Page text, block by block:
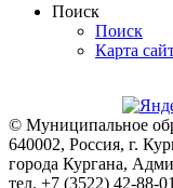
Поиск
Поиск
Карта
© Муниципальное
640002, Россия, г.
города Кургана,
тел. +7 (3522) 42-88-